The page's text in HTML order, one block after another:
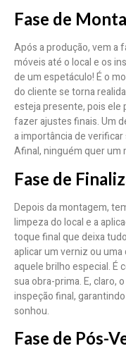
Fase de
Após a produção, vem a
móveis até o local e os
de um espetáculo! É o
do cliente se torna
esteja presente, pois ele
fazer ajustes finais. Um
a importância de
Afinal, ninguém quer um
Fase de
Depois da montagem,
limpeza do local e a
toque final que deixa
aplicar um verniz ou
aquele brilho especial. É
sua obra-prima. E, claro,
inspeção final,
sonhou.
Fase de Pós-